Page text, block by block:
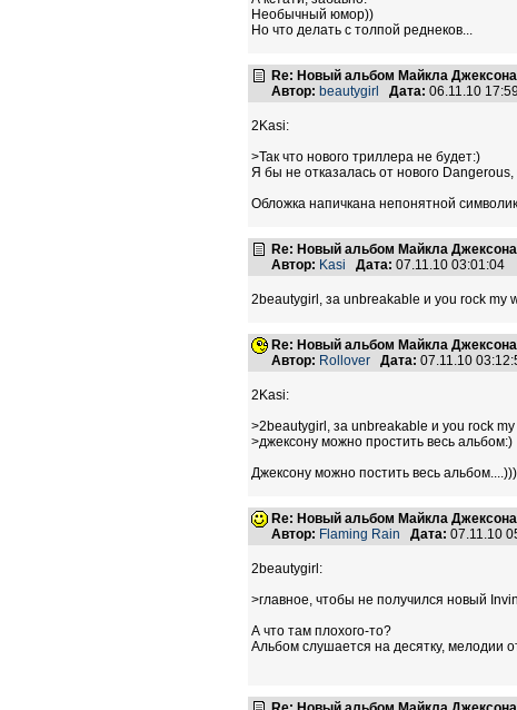
Необычный юмор))
Но что делать с толпой реднеков...
Re: Новый альбом Майкла
Автор: beautygirl Дата: 06.11.10
2Kasi:
>Так что нового триллера не будет:)
Я бы не отказалась от нового
Обложка напичкана непонятной
Re: Новый альбом Майкла
Автор: Kasi Дата: 07.11.10 03:01:04
2beautygirl, за unbreakable и you rock my
Re: Новый альбом Майкла
Автор: Rollover Дата: 07.11.10
2Kasi:
>2beautygirl, за unbreakable и you rock my
>джексону можно простить весь альбом:)
Джексону можно постить весь
Re: Новый альбом Майкла
Автор: Flaming Rain Дата: 07.11.10
2beautygirl:
>главное, чтобы не получился новый
А что там плохого-то?
Альбом слушается на десятку, мелодии